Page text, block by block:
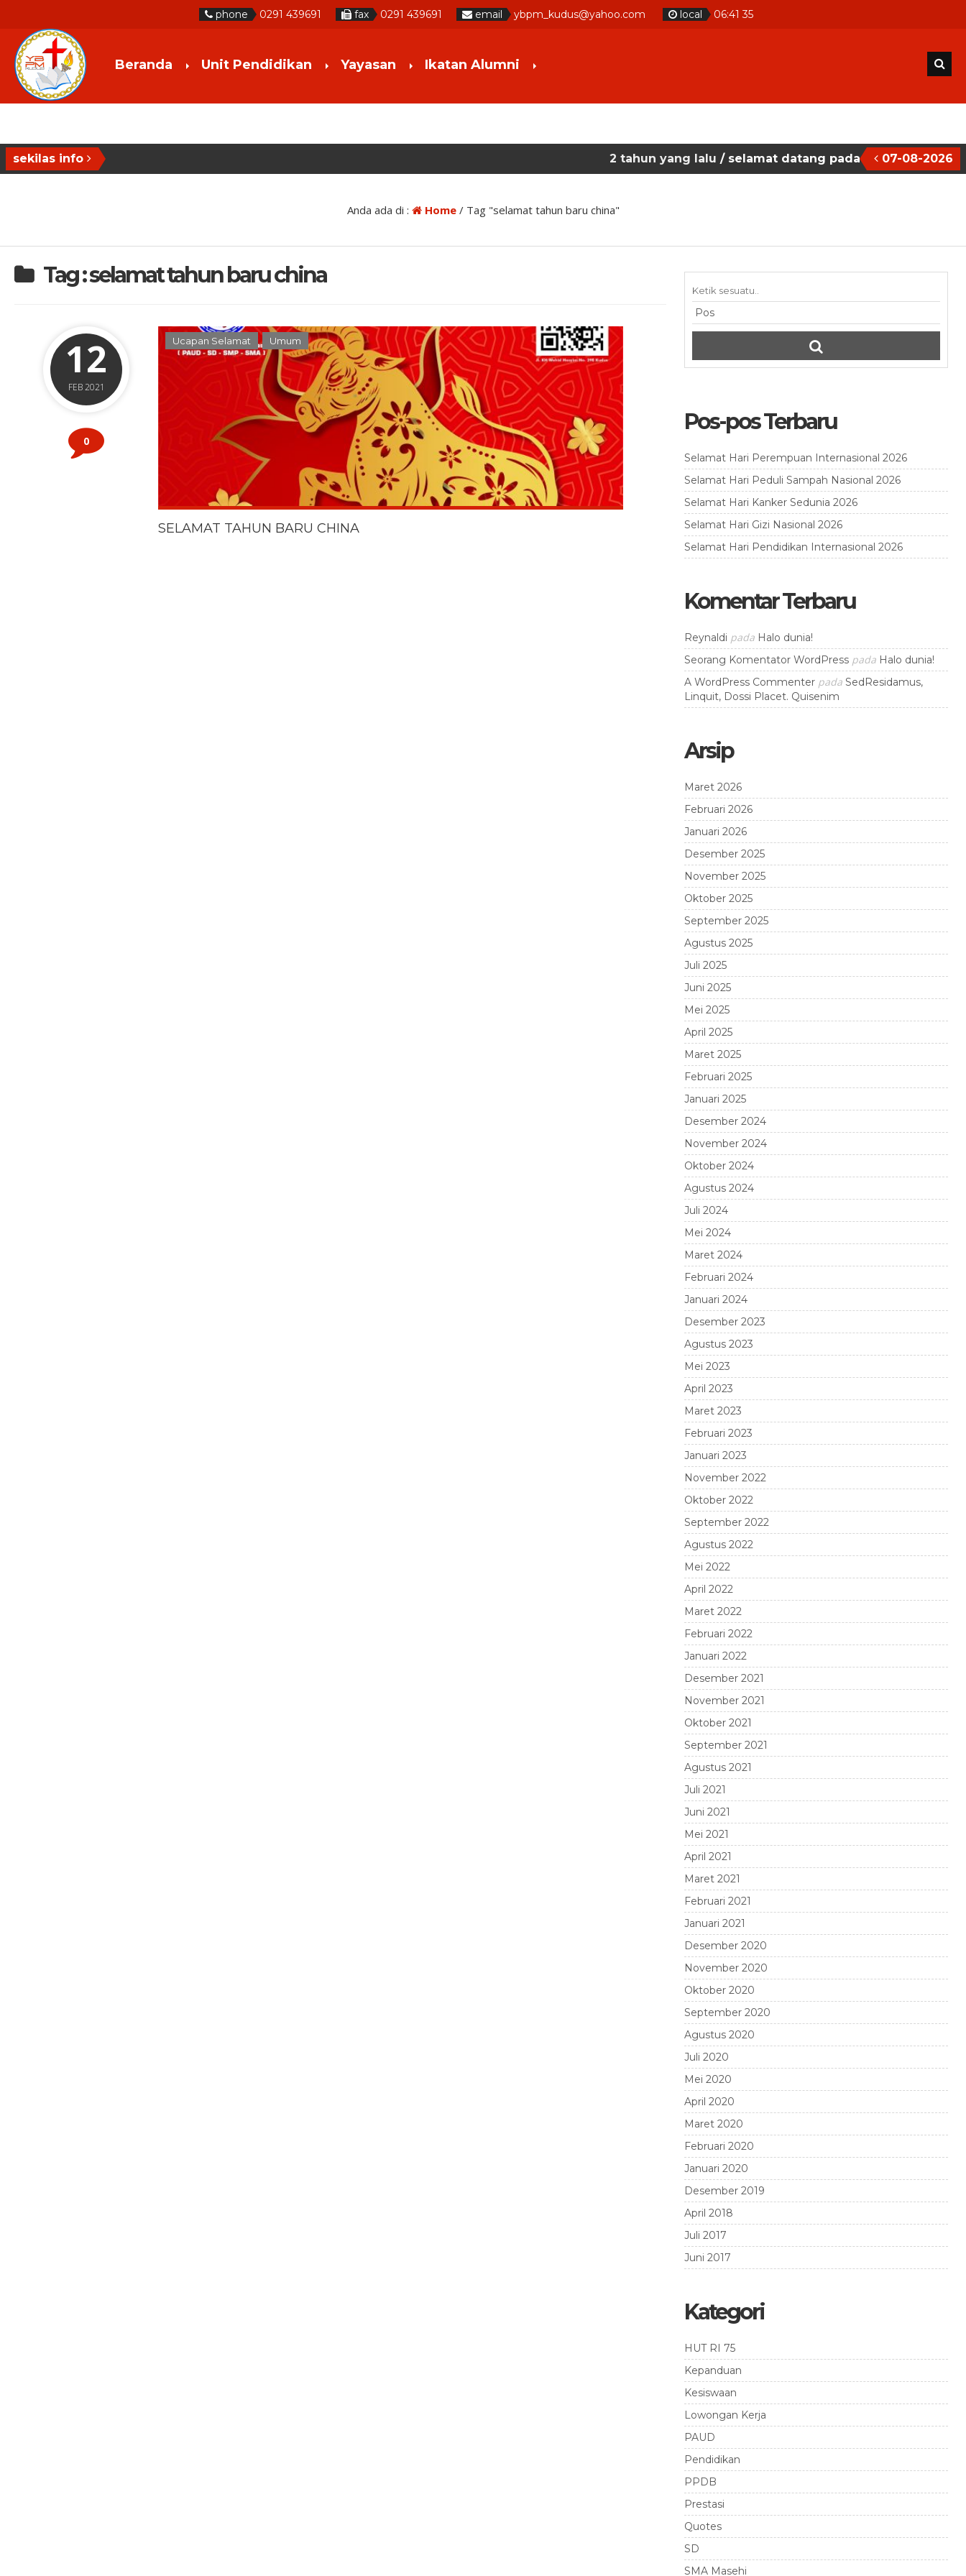
phone 0291 439691 fax 0291 439691 email ybpm_kudus@yahoo.com local 06:41 36
Beranda Unit Pendidikan Yayasan Ikatan Alumni
sekilas info 07-08-2026
2 tahun yang lalu/ selamat datang pada situs website sekolah
Anda ada di : Home/ Tag "selamat tahun baru china"
Tag : selamat tahun baru china
12
FEB 2021
0
Ucapan Selamat Umum
SELAMAT TAHUN BARU CHINA
Pos-pos Terbaru
Selamat Hari Perempuan Internasional 2026
Selamat Hari Peduli Sampah Nasional 2026
Selamat Hari Kanker Sedunia 2026
Selamat Hari Gizi Nasional 2026
Selamat Hari Pendidikan Internasional 2026
Komentar Terbaru
Reynaldi pada Halo dunia!
Seorang Komentator WordPresspada Halo dunia!
A WordPress Commenterpada SedResidamus,
Linquit, Dossi Placet. Quisenim
Arsip
Maret 2026
Februari 2026
Januari 2026
Desember 2025
November 2025
Oktober 2025
September 2025
Agustus 2025
Juli 2025
Juni 2025
Mei 2025
April 2025
Maret 2025
Februari 2025
Januari 2025
Desember 2024
November 2024
Oktober 2024
Agustus 2024
Juli 2024
Mei 2024
Maret 2024
Februari 2024
Januari 2024
Desember 2023
Agustus 2023
Mei 2023
April 2023
Maret 2023
Februari 2023
Januari 2023
November 2022
Oktober 2022
September 2022
Agustus 2022
Mei 2022
April 2022
Maret 2022
Februari 2022
Januari 2022
Desember 2021
November 2021
Oktober 2021
September 2021
Agustus 2021
Juli 2021
Juni 2021
Mei 2021
April 2021
Maret 2021
Februari 2021
Januari 2021
Desember 2020
November 2020
Oktober 2020
September 2020
Agustus 2020
Juli 2020
Mei 2020
April 2020
Maret 2020
Februari 2020
Januari 2020
Desember 2019
April 2018
Juli 2017
Juni 2017
Kategori
HUT RI 75
Kepanduan
Kesiswaan
Lowongan Kerja
PAUD
Pendidikan
PPDB
Prestasi
Quotes
SD
SMA Masehi